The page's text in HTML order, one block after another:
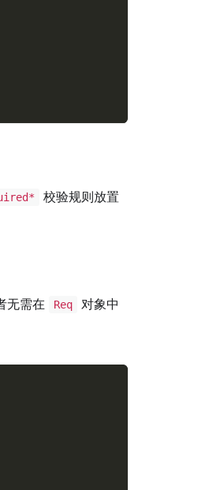
校验规则放置
无需在 Req
对象中